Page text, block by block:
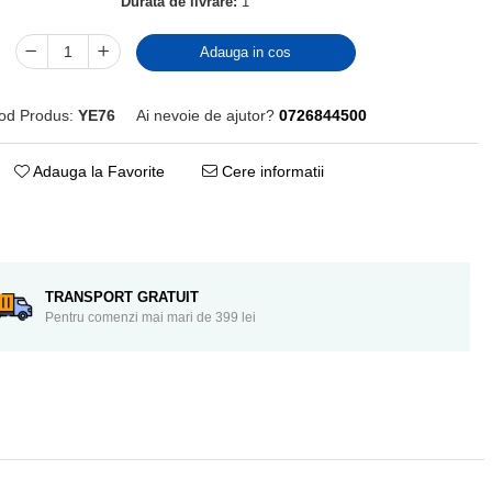
Adauga in cos
Produs: YE76 Ai nevoie de ajutor? 0726844500
Adauga la Favorite Cere informatii
TRANSPORT GRATUIT
Pentru comenzi mai mari de 399 lei